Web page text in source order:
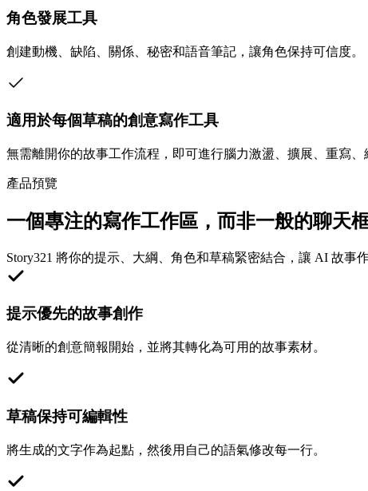
角色發展工具
創建動機、缺陷、關係、秘密和語音筆記，讓角色保持可信度。
適用於每個草稿的創意寫作工具
無需離開你的故事工作流程，即可進行腦力激盪、擴展、重寫、
產品預覽
一個專注的寫作工作區，而非一般的聊天
Story321 將你的提示、大綱、角色和草稿緊密結合，讓 AI 故
提示優先的故事創作
從清晰的創意簡報開始，並將其轉化為可用的故事素材。
草稿保持可編輯性
將生成的文字作為起點，然後用自己的語氣修改每一行。